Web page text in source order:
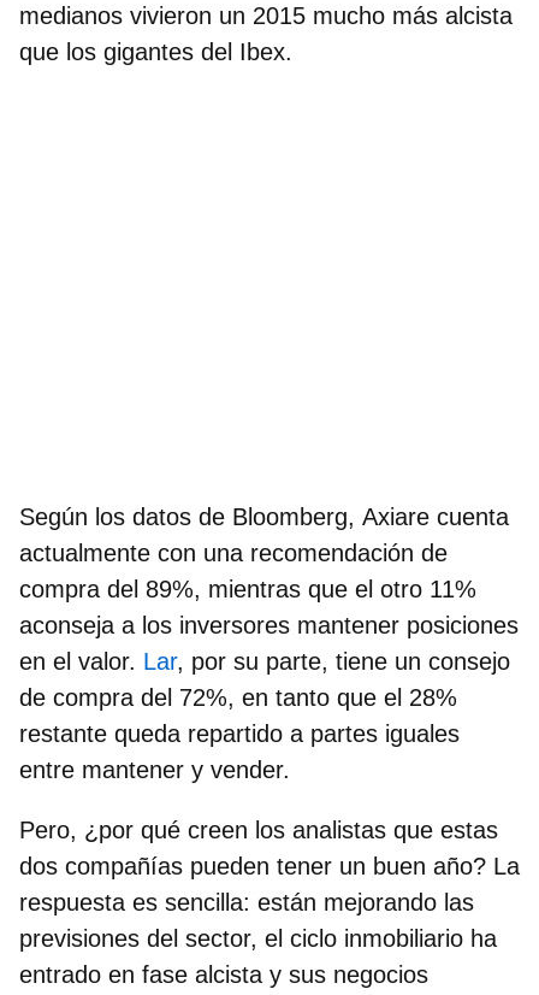
medianos vivieron un 2015 mucho más alcista
que los gigantes del Ibex.
Según los datos de Bloomberg, Axiare cuenta
actualmente con una recomendación de
compra del 89%, mientras que el otro 11%
aconseja a los inversores mantener posiciones
en el valor. Lar, por su parte, tiene un consejo
de compra del 72%, en tanto que el 28%
restante queda repartido a partes iguales
entre mantener y vender.
Pero, ¿por qué creen los analistas que estas
dos compañías pueden tener un buen año? La
respuesta es sencilla: están mejorando las
previsiones del sector, el ciclo inmobiliario ha
entrado en fase alcista y sus negocios